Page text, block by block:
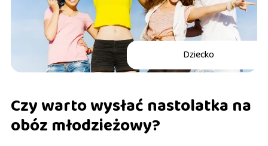
Dziecko
Czy warto wysłać nastolatka na
obóz młodzieżowy?